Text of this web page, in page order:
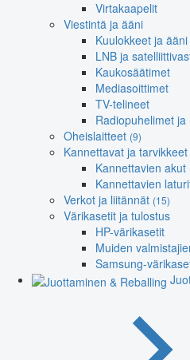
Virtakaapelit
Viestintä ja ääni
Kuulokkeet ja ääni
LNB ja
Kaukosäätimet
Mediasoittimet
TV-telineet
Radiopuhelimet ja
Oheislaitteet (9)
Kannettavat ja tarvikkeet
Kannettavien akut
Kannettavien
Verkot ja liitännät (15)
Värikasetit ja tulostus
HP-värikasetit
Muiden
Samsung-